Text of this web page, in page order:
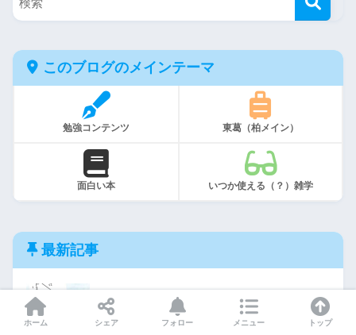
このブログのメインテーマ
勉強コンテンツ 東葛（柏メイン）
面白い本 いつか使える（？）雑学
最新記事
三平方の定理で覚えておくと便利な知識5選
ホーム シェア フォロー メニュー トップ